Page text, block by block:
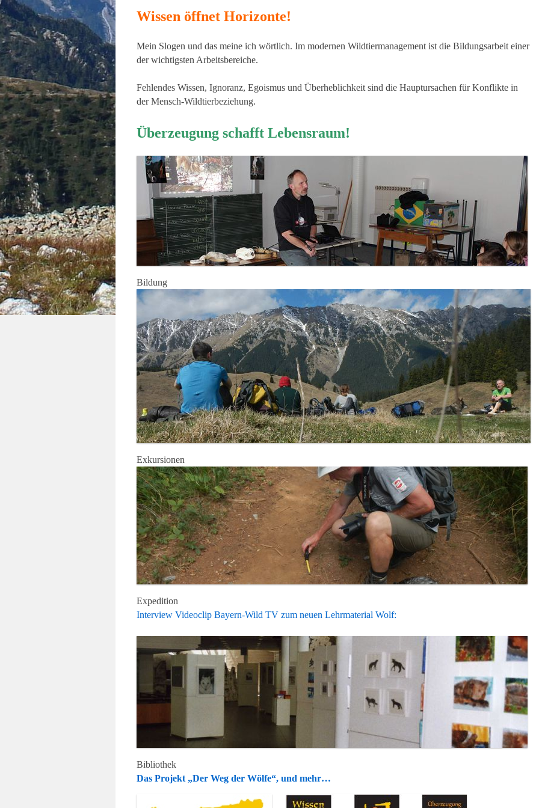
Wissen öffnet Horizonte!
Mein Slogen und das meine ich wörtlich. Im modernen Wildtiermanagement ist die Bildungsarbeit einer
der wichtigsten Arbeitsbereiche.
Fehlendes Wissen, Ignoranz, Egoismus und Überheblichkeit sind die Hauptursachen für Konflikte in
der Mensch-Wildtierbeziehung.
Überzeugung schafft Lebensraum!
Bildung
Exkursionen
Expedition
Interview Videoclip Bayern-Wild TV zum neuen Lehrmaterial Wolf:
Bibliothek
Das Projekt „Der Weg der Wölfe“, und mehr…
SealSkinz
Primus_Logo_RGB